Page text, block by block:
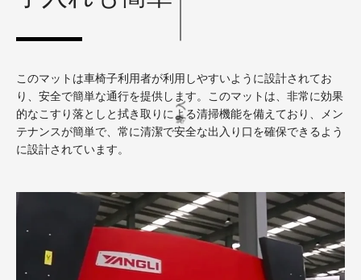
導入
このマットは車椅子利用者が利用しやすいように設計されてお
り、安全で簡単な通行を提供します。このマットは、非常に効果
的なこすり落としと拭き取りによる清掃機能を備えており、メン
テナンスが簡単で、常に清潔で安全な出入り口を確保できるよう
に設計されています。